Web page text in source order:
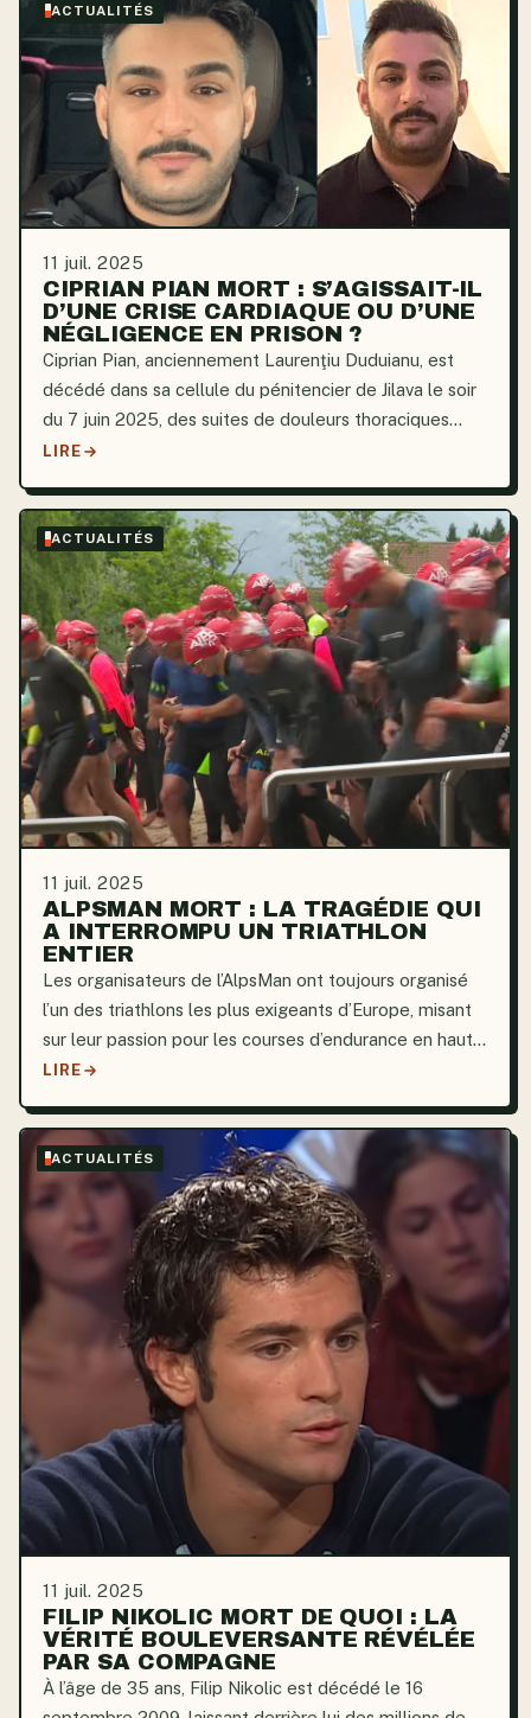
ACTUALITÉS
11 juil. 2025
CIPRIAN PIAN MORT : S’AGISSAIT-IL
D’UNE CRISE CARDIAQUE OU D’UNE
NÉGLIGENCE EN PRISON ?
Ciprian Pian, anciennement Laurenţiu Duduianu, est
décédé dans sa cellule du pénitencier de Jilava le soir
du 7 juin 2025, des suites de douleurs thoraciques
atroces. Bien qu’il soit monté dans l’ambulance sans
LIRE
ACTUALITÉS
11 juil. 2025
ALPSMAN MORT : LA TRAGÉDIE QUI
A INTERROMPU UN TRIATHLON
ENTIER
Les organisateurs de l’AlpsMan ont toujours organisé
l’un des triathlons les plus exigeants d’Europe, misant
sur leur passion pour les courses d’endurance en haute
altitude. Cependant, ce rêve a été anéanti le 7 juin
LIRE
ACTUALITÉS
11 juil. 2025
FILIP NIKOLIC MORT DE QUOI : LA
VÉRITÉ BOULEVERSANTE RÉVÉLÉE
PAR SA COMPAGNE
À l’âge de 35 ans, Filip Nikolic est décédé le 16